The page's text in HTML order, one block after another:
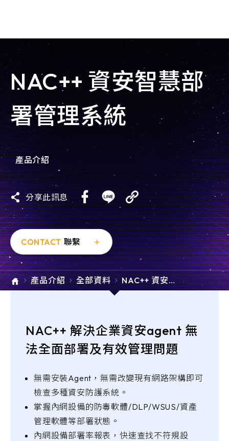
goldennet
N-Partner
TeamT5 杜浦數位安全
QSAN 廣盛科技
OPSWAT
MENLO SECURITY
SSH Communications
Security
e-SOFT
ARMIS
NAC++ 資安智慧部
署管理系統
產品介紹
分享此訊息
CONTACT 聯繫
產品介紹 全部資料
NAC++ 資安智
慧部署管理系
NAC++ 解決企業資安agent 無
法全面部署及有效管理問題
無需安裝Agent，無需改變現有網路架構即可
檢查多種資安防護系統。
掌握內網設備的防毒軟體/DLP/WSUS/資產
管理軟體等部署狀態。
內網設備部署率報表，快速查找不符規設